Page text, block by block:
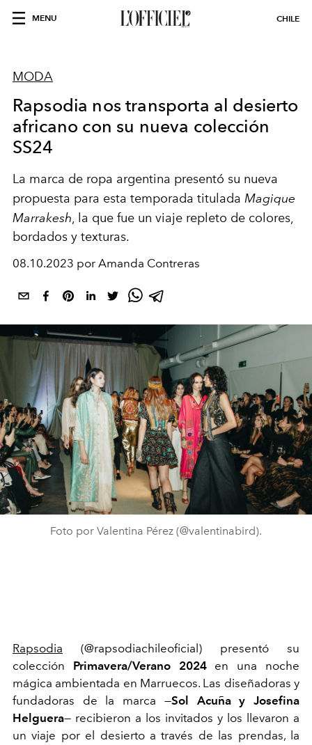
MENU CHILE
MODA
Rapsodia nos transporta al desierto
africano con su nueva colección
SS24
La marca de ropa argentina presentó su nueva
propuesta para esta temporada titulada Magique
Marrakesh, la que fue un viaje repleto de colores,
bordados y texturas.
08.10.2023 por Amanda Contreras
Foto por Valentina Pérez (@valentinabird).
Rapsodia (@rapsodiachileoficial) presentó su
colección Primavera/Verano 2024en una noche
mágica ambientada en Marruecos. Las diseñadoras y
fundadoras de la marca —Sol Acuña y Josefina
Helguera— recibieron a los invitados y los llevaron a
un viaje por el desierto a través de las prendas, la